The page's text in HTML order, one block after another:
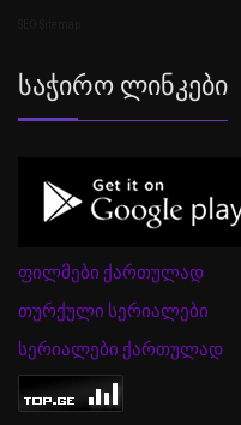
Საჭირო Ლინკები
ფილმები ქართულად
თურქული სერიალები
სერიალები ქართულად